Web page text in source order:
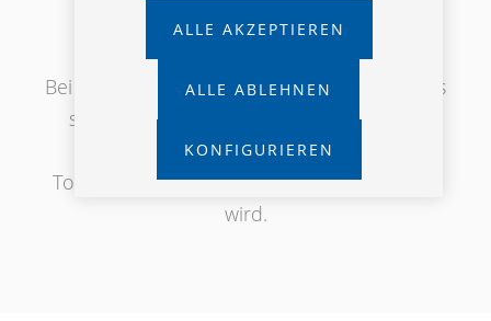
Hinweis
Bei diesem Versicherungsprodukt handelt es
sich um ein Partnerprodukt der Wiener
Städtischen, das über unser
Tochterunternehmen ÖBV Selekt vermittelt
wird.
ALLE AKZEPTIEREN
ALLE ABLEHNEN
KONFIGURIEREN